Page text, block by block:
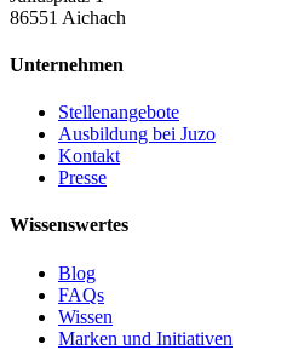
86551 Aichach
Unternehmen
Stellenangebote
Ausbildung bei Juzo
Kontakt
Presse
Wissenswertes
Blog
FAQs
Wissen
Marken und Initiativen